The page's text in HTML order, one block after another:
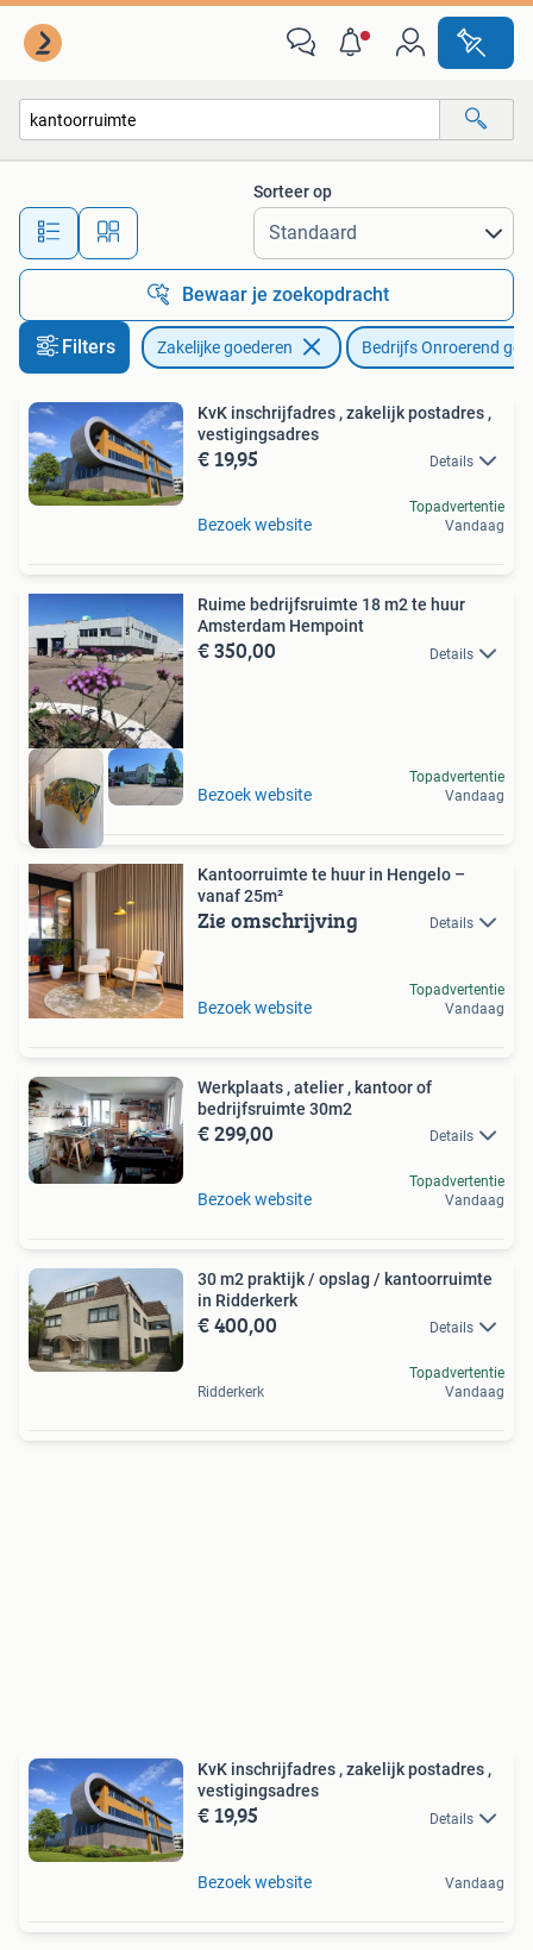
Alle afstanden…
Sorteer op
Bewaar je zoekopdracht
Filters Zakelijke goederen Bedrijfs Onroerend
KvK inschrijfadres , zakelijk postadres ,
vestigingsadres
€ 19,95 Details
Bezoek website
Topadvertentie
Vandaag
Ruime bedrijfsruimte 18 m2 te huur
Amsterdam Hempoint
€ 350,00 Details
Bezoek website
Topadvertentie
Vandaag
Kantoorruimte te huur in Hengelo –
vanaf 25m²
Zie omschrijving Details
Bezoek website
Topadvertentie
Vandaag
Werkplaats , atelier , kantoor of
bedrijfsruimte 30m2
€ 299,00 Details
Bezoek website
Topadvertentie
Vandaag
30 m2 praktijk / opslag / kantoorruimte
in Ridderkerk
€ 400,00 Details
Ridderkerk
Topadvertentie
Vandaag
KvK inschrijfadres , zakelijk postadres ,
vestigingsadres
€ 19,95 Details
Bezoek website Vandaag